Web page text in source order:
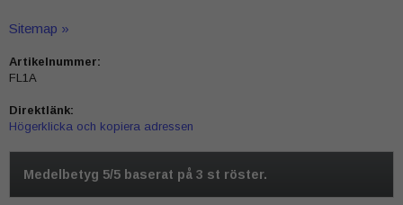
Sitemap »
Artikelnummer:
FL1A
Direktlänk:
Högerklicka och kopiera adressen
Medelbetyg 5/5 baserat på 3 st röster.